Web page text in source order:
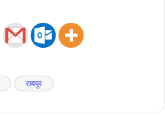
रायपुर